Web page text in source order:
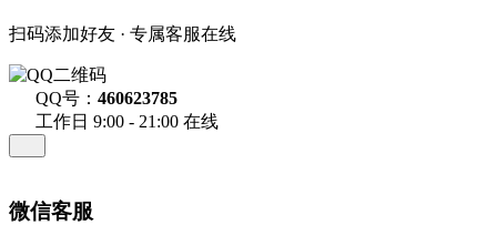
扫码添加好友 · 专属客服在线
QQ号： 460623785
工作日 9:00 - 21:00 在线
微信客服